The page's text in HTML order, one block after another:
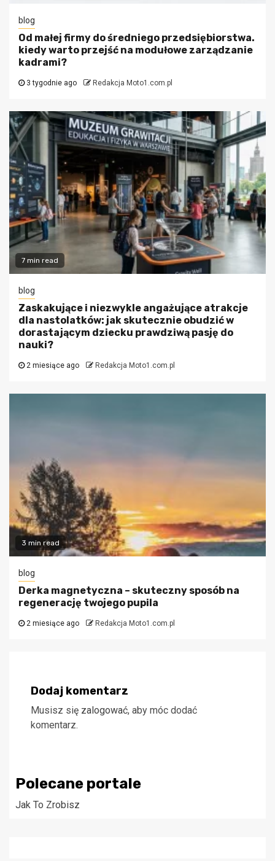
blog
Od małej firmy do średniego przedsiębiorstwa.
kiedy warto przejść na modułowe zarządzanie
kadrami?
3 tygodnie ago Redakcja Moto1.com.pl
7 min read
blog
Zaskakujące i niezwykle angażujące atrakcje
dla nastolatków: jak skutecznie obudzić w
dorastającym dziecku prawdziwą pasję do
nauki?
2 miesiące ago Redakcja Moto1.com.pl
3 min read
blog
Derka magnetyczna – skuteczny sposób na
regenerację twojego pupila
2 miesiące ago Redakcja Moto1.com.pl
Dodaj komentarz
Musisz się zalogować, aby móc dodać
komentarz.
Polecane portale
Jak To Zrobisz